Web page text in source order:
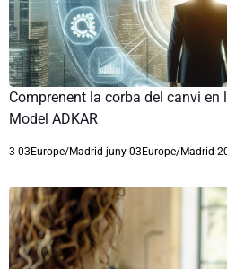
Comprenent la corba del canvi
Model ADKAR
3 03Europe/Madrid juny 03Europe/Madrid